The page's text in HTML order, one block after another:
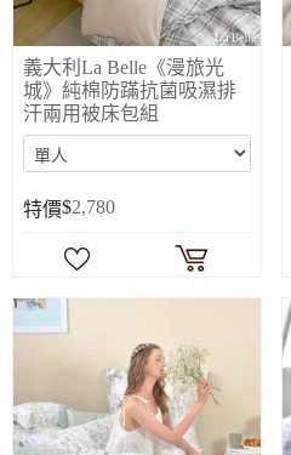
義大利La Belle《漫旅光
城》純棉防蹣抗菌吸濕排
汗兩用被床包組
特價$2,780